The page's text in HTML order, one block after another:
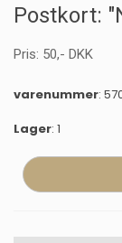
Postkort:
Pris: 50,- DKK
varenummer:
Lager: 1